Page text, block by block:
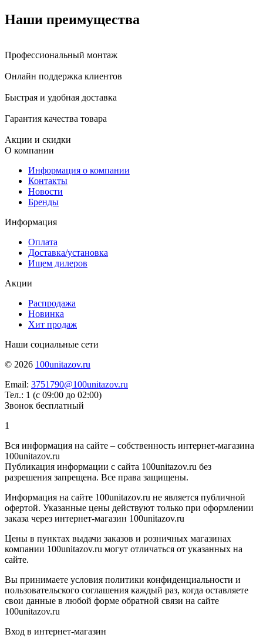
Наши преимущества
Профессиональный монтаж
Онлайн поддержка клиентов
Быстрая и удобная доставка
Гарантия качества товара
Акции и скидки
О компании
Информация о компании
Контакты
Новости
Бренды
Информация
Оплата
Доставка/установка
Ищем дилеров
Акции
Распродажа
Новинка
Хит продаж
Наши социальные сети
© 2026 100unitazov.ru
Email: 3751790@100unitazov.ru
Тел.: 1 (с 09:00 до 02:00)
Звонок бесплатный
1
Вся информация на сайте – собственность интернет-магазина
100unitazov.ru
Публикация информации с сайта 100unitazov.ru без
разрешения запрещена. Все права защищены.
Информация на сайте 100unitazov.ru не является публичной
офертой. Указанные цены действуют только при оформлении
заказа через интернет-магазин 100unitazov.ru
Цены в пунктах выдачи заказов и розничных магазинах
компании 100unitazov.ru могут отличаться от указанных на
сайте.
Вы принимаете условия политики конфиденциальности и
пользовательского соглашения каждый раз, когда оставляете
свои данные в любой форме обратной связи на сайте
100unitazov.ru
Вход в интернет-магазин